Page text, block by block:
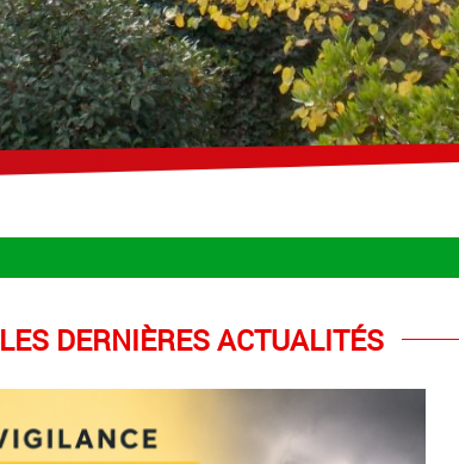
LES DERNIÈRES ACTUALITÉS